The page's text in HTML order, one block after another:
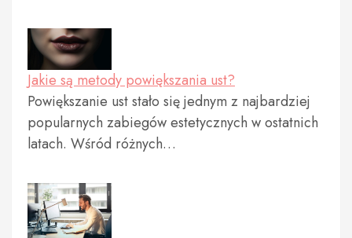
Jakie są metody powiększania ust?
Powiększanie ust stało się jednym z najbardziej
popularnych zabiegów estetycznych w ostatnich
latach. Wśród różnych…